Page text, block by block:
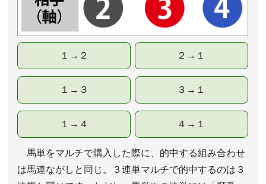
１→２ ２→１
１→３ ３→１
１→４ ４→１
馬単をマルチで購入した際に、的中する組み合わせ
は馬連ながしと同じ。３連単マルチで的中するのは３